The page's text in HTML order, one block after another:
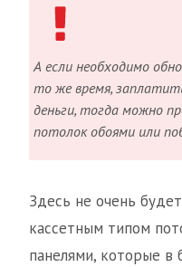
А если необходимо
то же время,
деньги, тогда можно
потолок обоями или
Здесь не очень
кассетным типом
панелями, которые в